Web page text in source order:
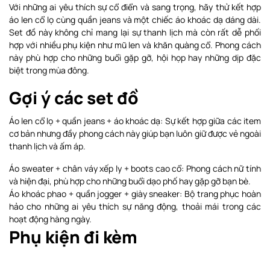
Với những ai yêu thích sự cổ điển và sang trọng, hãy thử kết hợp
áo len cổ lọ cùng quần jeans và một chiếc áo khoác dạ dáng dài.
Set đồ này không chỉ mang lại sự thanh lịch mà còn rất dễ phối
hợp với nhiều phụ kiện như mũ len và khăn quàng cổ. Phong cách
này phù hợp cho những buổi gặp gỡ, hội họp hay những dịp đặc
biệt trong mùa đông.
Gợi ý các set đồ
Áo len cổ lọ + quần jeans + áo khoác dạ: Sự kết hợp giữa các item
cơ bản nhưng đầy phong cách này giúp bạn luôn giữ được vẻ ngoài
thanh lịch và ấm áp.
Áo sweater + chân váy xếp ly + boots cao cổ: Phong cách nữ tính
và hiện đại, phù hợp cho những buổi dạo phố hay gặp gỡ bạn bè.
Áo khoác phao + quần jogger + giày sneaker: Bộ trang phục hoàn
hảo cho những ai yêu thích sự năng động, thoải mái trong các
hoạt động hàng ngày.
Phụ kiện đi kèm